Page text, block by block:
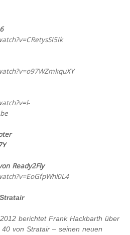
Ready2Fly
berichtet Frank Hackbarth über
40 von Stratair – seinen neuen